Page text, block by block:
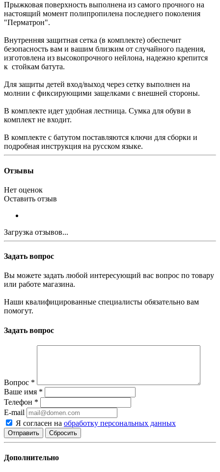
Прыжковая поверхность выполнена из самого прочного на
настоящий момент полипропилена последнего поколения
"Перматрон".
Внутренняя защитная сетка (в комплекте) обеспечит
безопасность вам и вашим близким от случайного падения,
изготовлена из высокопрочного нейлона, надежно крепится
к стойкам батута.
Для защиты детей вход/выход через сетку выполнен на
молнии с фиксирующими защелками с внешней стороны.
В комплекте идет удобная лестница. Сумка для обуви в
комплект не входит.
В комплекте с батутом поставляются ключи для сборки и
подробная инструкция на русском языке.
Отзывы
Нет оценок
Оставить отзыв
Загрузка отзывов...
Задать вопрос
Вы можете задать любой интересующий вас вопрос по товару
или работе магазина.
Наши квалифицированные специалисты обязательно вам
помогут.
Задать вопрос
Вопрос *
Ваше имя *
Телефон *
E-mail
Я согласен на обработку персональных данных
Сбросить
Дополнительно